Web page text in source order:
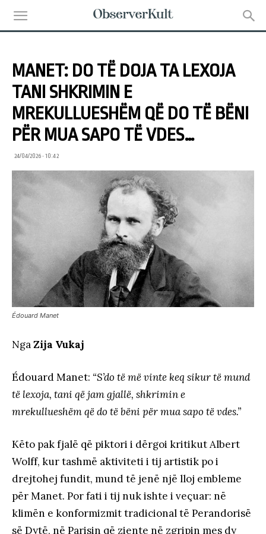
MANET: DO TË DOJA TA LEXOJA
TANI SHKRIMIN E
MREKULLUESHËM QË DO TË BËNI
PËR MUA SAPO TË VDES…
24/04/2026 • 10:42
Édouard Manet
NgaZija Vukaj
Édouard Manet: “S’do të më vinte keq sikur të mund
të lexoja, tani që jam gjallë, shkrimin e
mrekullueshëm që do të bëni për mua sapo të vdes.”
Këto pak fjalë që piktori i dërgoi kritikut Albert
Wolff, kur tashmë aktiviteti i tij artistik po i
drejtohej fundit, mund të jenë një lloj embleme
për Manet. Por fati i tij nuk ishte i veçuar: në
klimën e konformizmit tradicional të Perandorisë
së Dytë, në Parisin që ziente në zgripin mes dy